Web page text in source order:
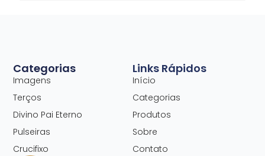
Links Rápidos
Início
Categorias
Produtos
Sobre
Contato
Categorias
Imagens
Terços
Divino Pai Eterno
Pulseiras
Crucifixo